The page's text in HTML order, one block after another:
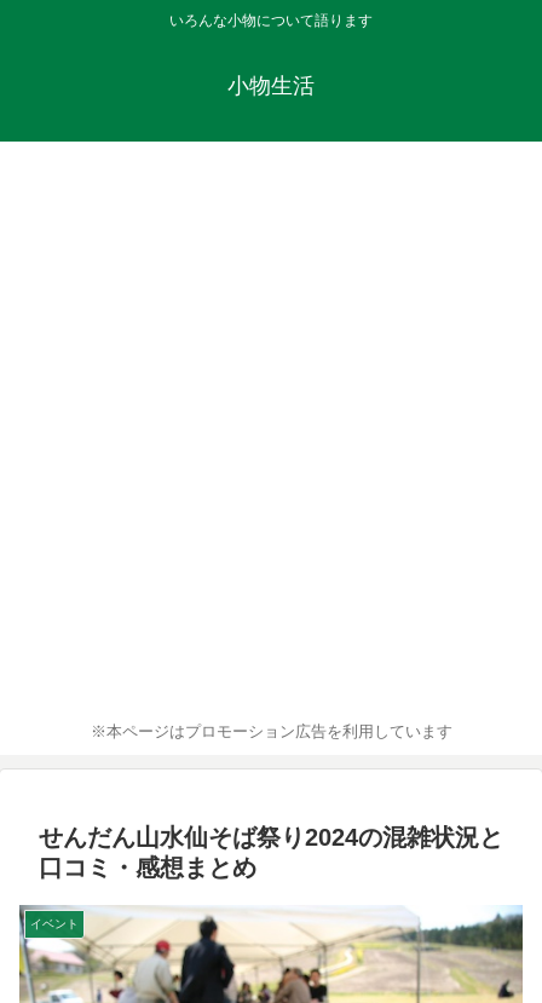
いろんな小物について語ります
小物生活
※本ページはプロモーション広告を利用しています
せんだん山水仙そば祭り2024の混雑状況と
口コミ・感想まとめ
イベント